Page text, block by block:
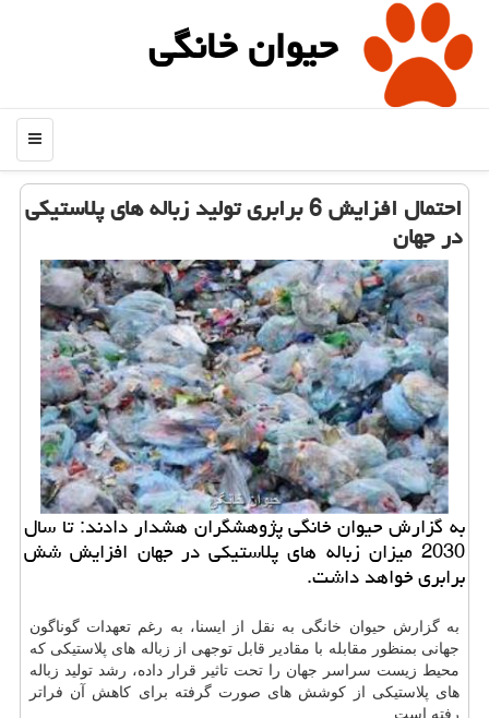
حیوان خانگی
منو
احتمال افزایش 6 برابری تولید زباله های پلاستیكی
در جهان
به گزارش حیوان خانگی پژوهشگران هشدار دادند: تا سال
2030 میزان زباله های پلاستیكی در جهان افزایش شش
برابری خواهد داشت.
به گزارش حیوان خانگی به نقل از ایسنا، به رغم تعهدات گوناگون
جهانی بمنظور مقابله با مقادیر قابل توجهی از زباله های پلاستیکی که
محیط زیست سراسر جهان را تحت تاثیر قرار داده، رشد تولید زباله
های پلاستیکی از کوشش های صورت گرفته برای کاهش آن فراتر
رفته است.